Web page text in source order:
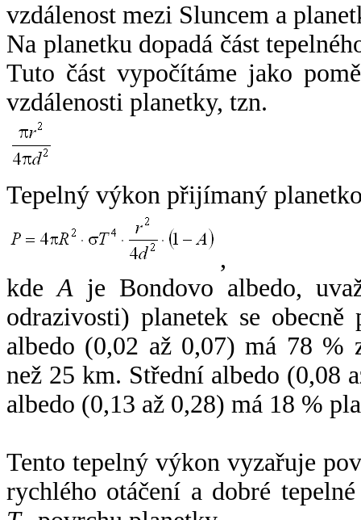
vzdálenost mezi Sluncem a
Na planetku dopadá část
Tuto část vypočítáme jako
vzdálenosti planetky, tzn.
Tepelný výkon přijímaný
,
kdeA je Bondovo albedo,
odrazivosti) planetek se
albedo (0,02 až 0,07) má 78 %
než 25 km. Střední albedo (0,08
albedo (0,13 až 0,28) má 18 %
Tento tepelný výkon vyzařuje
rychlého otáčení a dobré